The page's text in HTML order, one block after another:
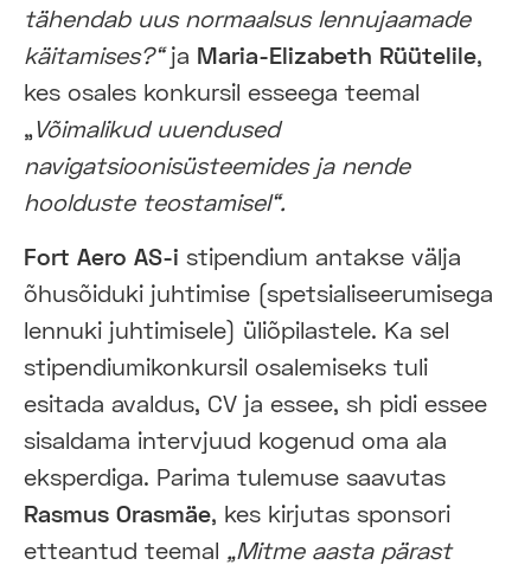
tähendab uus normaalsus lennujaamade
käitamises?“ja Maria-Elizabeth Rüütelile,
kes osales konkursil esseega teemal
„Võimalikud uuendused
navigatsioonisüsteemides ja nende
hoolduste teostamisel“.
Fort Aero AS-i stipendium antakse välja
õhusõiduki juhtimise (spetsialiseerumisega
lennuki juhtimisele) üliõpilastele. Ka sel
stipendiumikonkursil osalemiseks tuli
esitada avaldus, CV ja essee, sh pidi essee
sisaldama intervjuud kogenud oma ala
eksperdiga. Parima tulemuse saavutas
Rasmus Orasmäe, kes kirjutas sponsori
etteantud teemal „Mitme aasta pärast